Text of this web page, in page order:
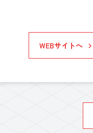
WEBサイトへ